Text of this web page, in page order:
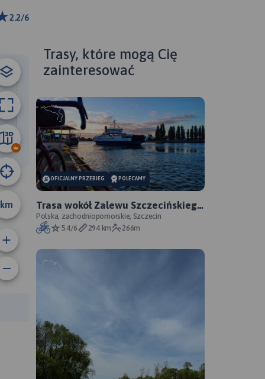
2.2/6
km
km
Trasy, które mogą Cię
zainteresować
OFICJALNY PRZEBIEG POLECAMY
Trasa wokół Zalewu Szczecińskiego
- oficjalny przebieg szlaku
Polska, zachodniopomorskie, Szczecin
5.4/6
294 km 266m